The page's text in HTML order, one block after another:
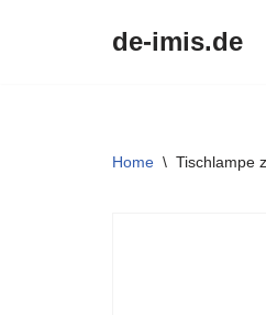
de-imis.de
Home \ Tischlampe